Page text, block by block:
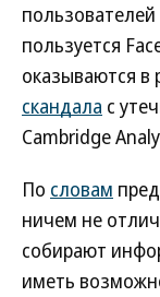
пользуется
оказываются в
скандала с
Cambridge
По словам
ничем не
собирают
иметь